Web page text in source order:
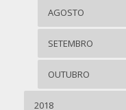
AGOSTO
SETEMBRO
OUTUBRO
2018